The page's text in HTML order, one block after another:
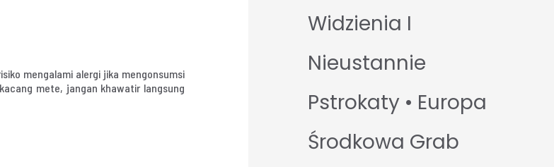
mengalami alergi jika mengonsumsi
mete, jangan khawatir langsung
Widzienia I
Nieustannie
Pstrokaty • Europa
Środkowa Grab